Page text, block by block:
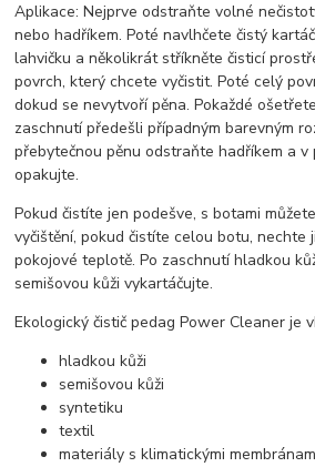
Aplikace: Nejprve odstraňte volné
nebo hadříkem. Poté navlhčete čistý
lahvičku a několikrát stříkněte čisticí
povrch, který chcete vyčistit. Poté celý
dokud se nevytvoří pěna. Pokaždé
zaschnutí předešli případným barevným
přebytečnou pěnu odstraňte hadříkem a
opakujte.
Pokud čistíte jen podešve, s botami
vyčištění, pokud čistíte celou botu, nechte
pokojové teplotě. Po zaschnutí hladkou
semišovou kůži vykartáčujte.
Ekologický čistič pedag Power Cleaner je
hladkou kůži
semišovou kůži
syntetiku
textil
materiály s klimatickými